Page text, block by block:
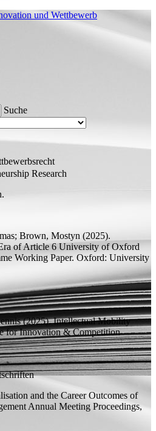
Suche
Research
Brown, Mostyn (2025).
of Article 6 University of Oxford
Working Paper. Oxford: University
(2025).Intellectual Mobility
for Innovation & Competition
and the Career Outcomes of
Annual Meeting Proceedings,